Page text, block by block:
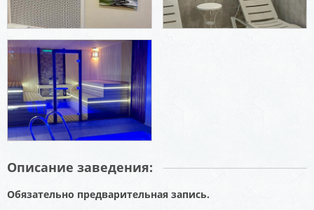
Описание заведения:
Обязательно предварительная запись.